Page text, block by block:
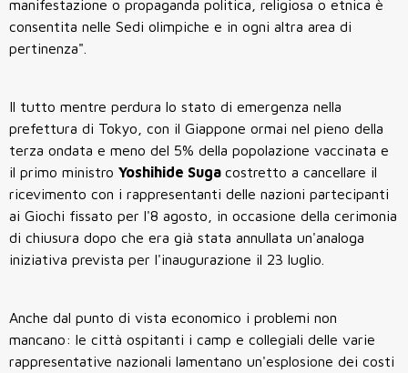
manifestazione o propaganda politica, religiosa o etnica è
consentita nelle Sedi olimpiche e in ogni altra area di
pertinenza".
Il tutto mentre perdura lo stato di emergenza nella
prefettura di Tokyo, con il Giappone ormai nel pieno della
terza ondata e meno del 5% della popolazione vaccinata e
il primo ministro Yoshihide Suga costretto a cancellare il
ricevimento con i rappresentanti delle nazioni partecipanti
ai Giochi fissato per l'8 agosto, in occasione della cerimonia
di chiusura dopo che era già stata annullata un'analoga
iniziativa prevista per l'inaugurazione il 23 luglio.
Anche dal punto di vista economico i problemi non
mancano: le città ospitanti i camp e collegiali delle varie
rappresentative nazionali lamentano un'esplosione dei costi